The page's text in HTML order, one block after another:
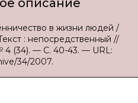
описание
в жизни людей /
: непосредственный //
(34). — С. 40-43. — URL:
34/2007.